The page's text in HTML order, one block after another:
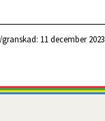
11 december 2023